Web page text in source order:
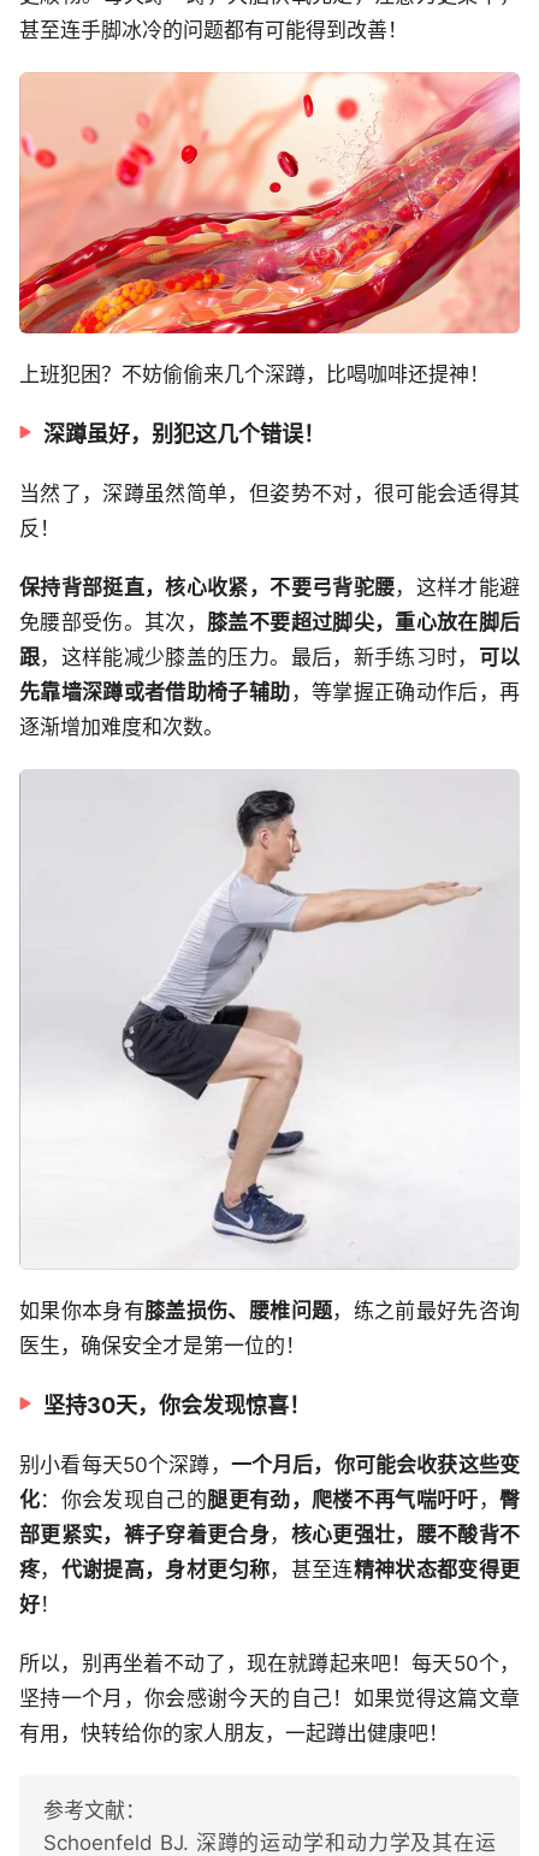
甚至连手脚冰冷的问题都有可能得到改善！
上班犯困？不妨偷偷来几个深蹲，比喝咖啡还提神！
深蹲虽好，别犯这几个错误！
当然了，深蹲虽然简单，但姿势不对，很可能会适得其
反！
保持背部挺直，核心收紧，不要弓背驼腰，这样才能避
免腰部受伤。其次， 膝盖不要超过脚尖，重心放在脚后
跟，这样能减少膝盖的压力。最后，新手练习时， 可以
先靠墙深蹲或者借助椅子辅助 ，等掌握正确动作后，再
逐渐增加难度和次数。
如果你本身有膝盖损伤、腰椎问题，练之前最好先咨询
医生，确保安全才是第一位的！
坚持30天，你会发现惊喜！
别小看每天50个深蹲， 一个月后，你可能会收获这些变
化：你会发现自己的腿更有劲，爬楼不再气喘吁吁 ，臀
部更紧实，裤子穿着更合身， 核心更强壮，腰不酸背不
疼， 代谢提高，身材更匀称，甚至连精神状态都变得更
好！
所以，别再坐着不动了，现在就蹲起来吧！每天50个，
坚持一个月，你会感谢今天的自己！如果觉得这篇文章
有用，快转给你的家人朋友，一起蹲出健康吧！
参考文献：
Schoenfeld BJ. 深蹲的运动学和动力学及其在运